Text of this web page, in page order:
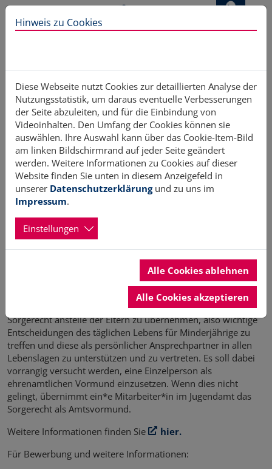
Direkt zur Hauptnavigation springen
Direkt zum Inhalt springen
Ehrenamtler*innen als Vormund für
Kinder bzw. Jugendliche gesucht
11.03.2024 Erstellt von Hans Brüller
Im Kreis Rendsburg-Eckernförde lebt eine Vielzahl von
Kindern und Jugendlichen in Jugendhilfeeinrichtungen –
teilweise weit weg von Zuhause, ohne familiäre Kontakte.
Für einige von ihnen sucht der Kreis jeweils einen Vormund,
dürfen, z.B. weil diese erkrankt sind oder sich - wie bei allein
geflüchteten Minderjährigen -in einem anderen Land
Vormund sein bedeutet, wie der Kreis schreibt, das
Sorgerecht anstelle der Eltern zu übernehmen, also wichtige
Entscheidungen des täglichen Lebens für Minderjährige zu
treffen und diese als persönlicher Ansprechpartner in allen
Lebenslagen zu unterstützen und zu vertreten. Es soll dabei
vorrangig versucht werden, eine Einzelperson als
ehrenamtlichen Vormund einzusetzen. Wenn dies nicht
gelingt, übernimmt ein*e Mitarbeiter*in im Jugendamt das
Sorgerecht als Amtsvormund.
Weitere Informationen finden Sie
hier.
Für Bewerbung und weitere Informationen:
Hinweis zu Cookies
Diese Webseite nutzt Cookies zur detaillierten Analyse der
Nutzungsstatistik, um daraus eventuelle Verbesserungen
der Seite abzuleiten, und für die Einbindung von
Videoinhalten. Den Umfang der Cookies können sie
auswählen. Ihre Auswahl kann über das Cookie-Item-Bild
am linken Bildschirmrand auf jeder Seite geändert
werden. Weitere Informationen zu Cookies auf dieser
Website finden Sie unten in diesem Anzeigefeld in
unserer Datenschutzerklärungund zu uns im
Impressum.
Einstellungen
Alle Cookies ablehnen
Alle Cookies akzeptieren